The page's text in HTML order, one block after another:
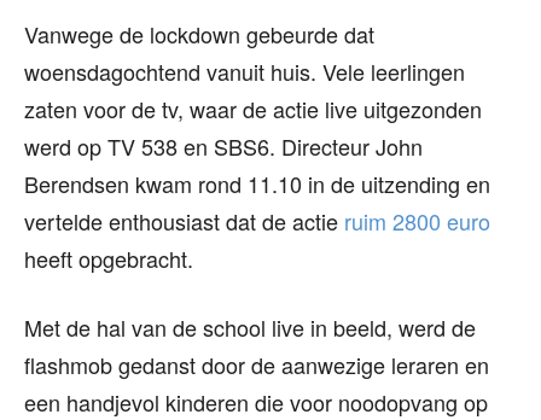
Vanwege de lockdown gebeurde dat
woensdagochtend vanuit huis. Vele leerlingen
zaten voor de tv, waar de actie live uitgezonden
werd op TV 538 en SBS6. Directeur John
Berendsen kwam rond 11.10 in de uitzending en
vertelde enthousiast dat de actie ruim 2800 euro
heeft opgebracht.
Met de hal van de school live in beeld, werd de
flashmob gedanst door de aanwezige leraren en
een handjevol kinderen die voor noodopvang op